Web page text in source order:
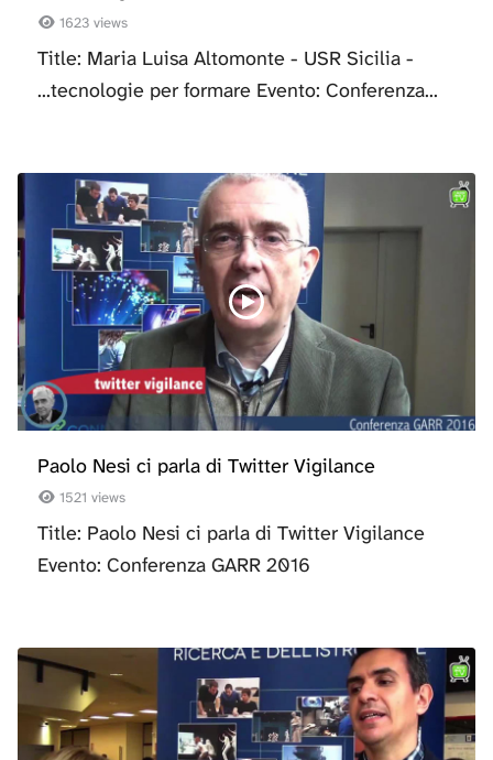
1623 views
Title: Maria Luisa Altomonte - USR Sicilia -
...tecnologie per formare Evento: Conferenza...
Paolo Nesi ci parla di Twitter Vigilance
1521 views
Title: Paolo Nesi ci parla di Twitter Vigilance
Evento: Conferenza GARR 2016